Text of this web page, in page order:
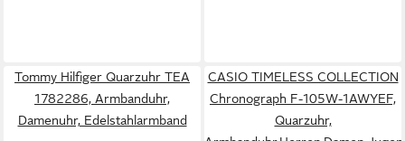
Tommy Hilfiger Quarzuhr TEA
1782286, Armbanduhr,
Damenuhr, Edelstahlarmband
CASIO TIMELESS COLLECTION
Chronograph F-105W-1AWYEF,
Quarzuhr,